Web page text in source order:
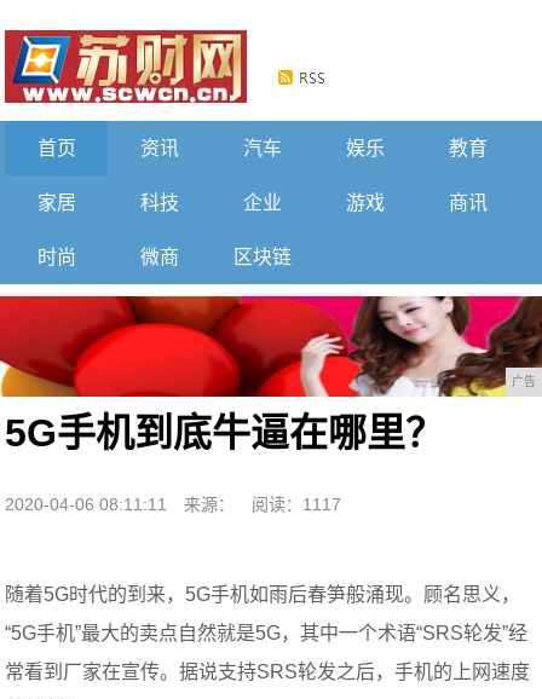
首页 资讯 汽车 娱乐 教育
家居 科技 企业 游戏 商讯
时尚 微商 区块链
广告
5G手机到底牛逼在哪里？
2020-04-06 08:11:11 来源： 阅读：1117
随着5G时代的到来，5G手机如雨后春笋般涌现。顾名思义，
“5G手机”最大的卖点自然就是5G，其中一个术语“SRS轮发”经
常看到厂家在宣传。据说支持SRS轮发之后，手机的上网速度